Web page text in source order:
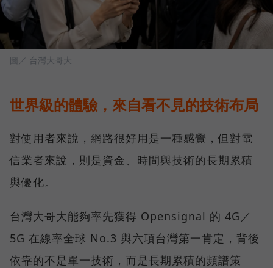
圖／ 台灣大哥大
世界級的體驗，來自看不見的技術布局
對使用者來說，網路很好用是一種感覺，但對電
信業者來說，則是資金、時間與技術的長期累積
與優化。
台灣大哥大能夠率先獲得 Opensignal 的 4G／
5G 在線率全球 No.3 與六項台灣第一肯定，背後
依靠的不是單一技術，而是長期累積的頻譜策